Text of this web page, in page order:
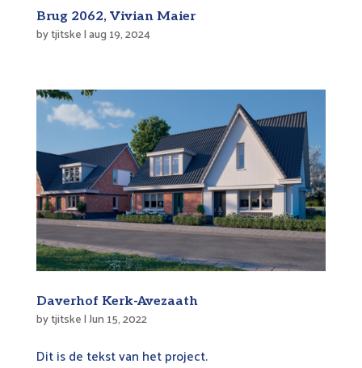
Brug 2062, Vivian Maier
bytjitske|aug 19, 2024
Daverhof Kerk-Avezaath
bytjitske| Jun 15, 2022
Dit is de tekst van het project.